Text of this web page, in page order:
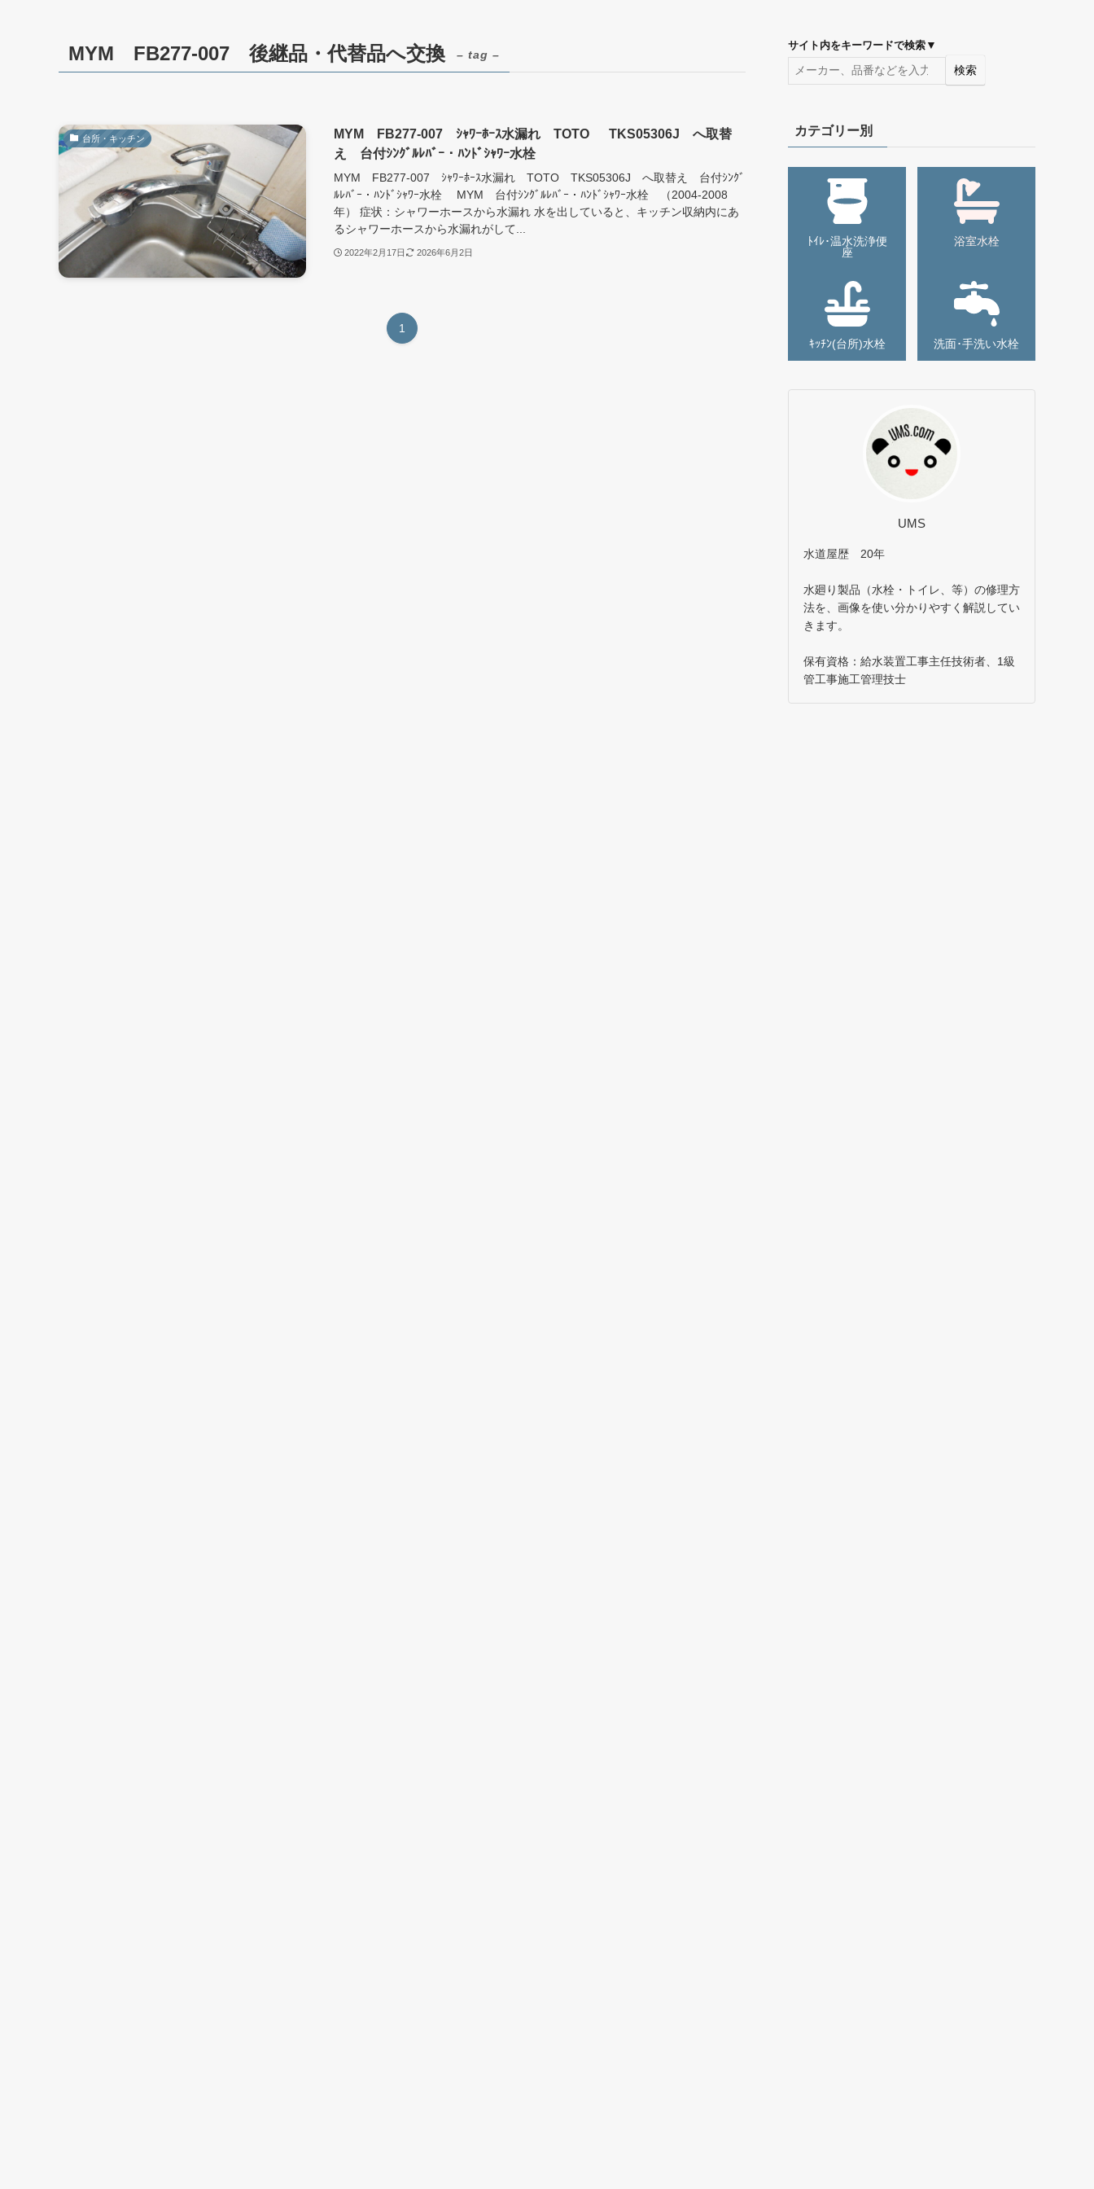
MYM FB277-007 後継品・代替品へ交換 – tag –
台所・キッチン
MYM FB277-007 ｼｬﾜｰﾎｰｽ水漏れ TOTO TKS05306J へ取替
え 台付ｼﾝｸﾞﾙﾚﾊﾞｰ・ﾊﾝﾄﾞｼｬﾜｰ水栓
MYM FB277-007 ｼｬﾜｰﾎｰｽ水漏れ TOTO TKS05306J へ取替え 台付ｼﾝｸﾞ
ﾙﾚﾊﾞｰ・ﾊﾝﾄﾞｼｬﾜｰ水栓 MYM 台付ｼﾝｸﾞﾙﾚﾊﾞｰ・ﾊﾝﾄﾞｼｬﾜｰ水栓 （2004-2008
年） 症状：シャワーホースから水漏れ 水を出していると、キッチン収納内にあ
るシャワーホースから水漏れがして...
2022年2月17日 2026年6月2日
1
サイト内をキーワードで検索 ▼
検索
カテゴリー別
ﾄｲﾚ･温水洗浄便
座
浴室水栓
ｷｯﾁﾝ(台所)水栓 洗面･手洗い水栓
UMS
水道屋歴 20年
水廻り製品（水栓・トイレ、等）の修理方
法を、画像を使い分かりやすく解説してい
きます。
保有資格：給水装置工事主任技術者、1級
管工事施工管理技士